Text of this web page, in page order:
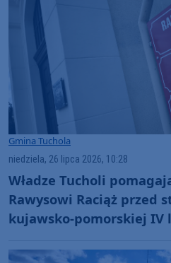
Gmina Tuchola
niedziela, 26 lipca 2026, 10:28
Władze Tucholi
Rawysowi Raciąż przed
kujawsko-pomorskiej IV